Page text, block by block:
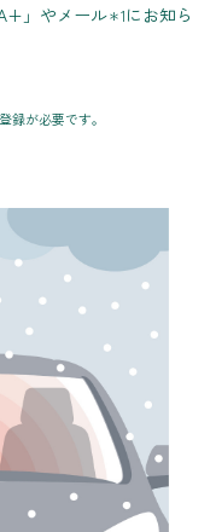
」やメール＊1にお知ら
録が必要です。